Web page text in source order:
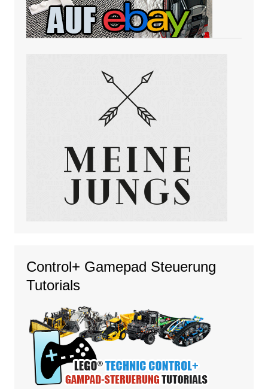
Control+ Gamepad Steuerung
Tutorials